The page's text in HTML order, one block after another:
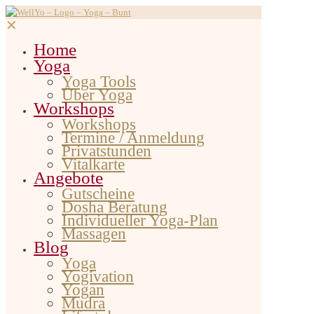
✕
Home
Yoga
Yoga Tools
Über Yoga
Workshops
Workshops
Termine / Anmeldung
Privatstunden
Vitalkarte
Angebote
Gutscheine
Dosha Beratung
Individueller Yoga-Plan
Massagen
Blog
Yoga
Yogivation
Yogan
Mudra